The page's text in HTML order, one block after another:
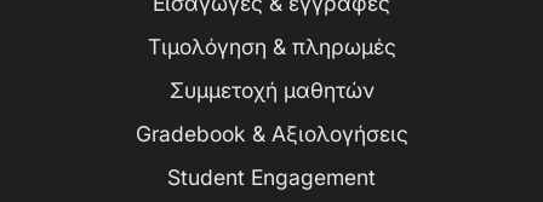
Τιμολόγηση & πληρωμές
Συμμετοχή μαθητών
Gradebook & Αξιολογήσεις
Student Engagement